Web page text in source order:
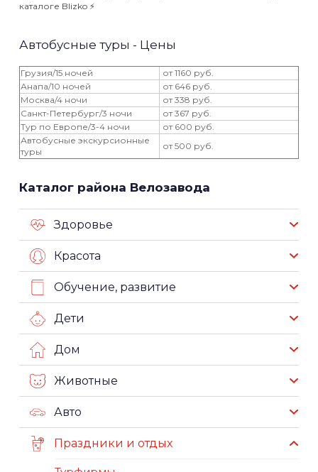
каталоге Blizko ⚡️
Автобусные туры - Цены
Грузия/15 ночей
от 1160 руб.
Анапа/10 ночей
от 646 руб.
Москва/4 ночи
от 338 руб.
Санкт-Петербург/3 ночи
от 367 руб.
Тур по Европе/3-4 ночи
от 600 руб.
Автобусные экскурсионные
туры
от 500 руб.
Каталог района Велозавода
Здоровье
Красота
Обучение, развитие
Дети
Дом
Животные
Авто
Праздники и отдых